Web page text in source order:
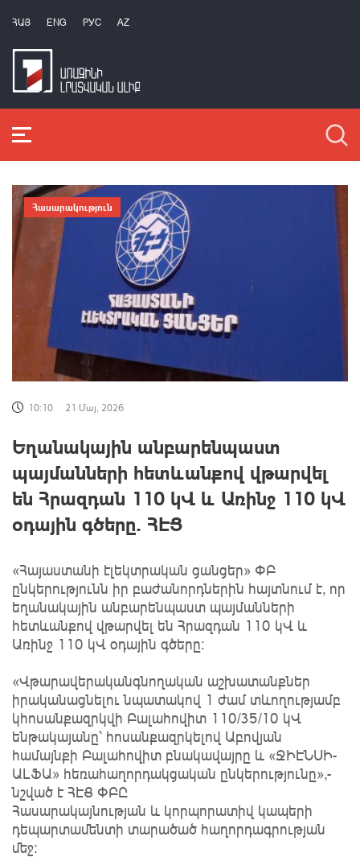
ՀԱՅ ENG РУС AZ
Հասարակություն
10:10 21 Մայ, 2026
Եղանակային անբարենպաստ
պայմանների հետևանքով վթարվել
են Հրազդան 110 կՎ և Առինջ 110 կՎ
օդային գծերը. ՀԷՑ
«Հայաստանի էլեկտրական ցանցեր» ՓԲ
ընկերությունն իր բաժանորդներին հայտնում է, որ
եղանակային անբարենպաստ պայմանների
հետևանքով վթարվել են Հրազդան 110 կՎ և
Առինջ 110 կՎ օդային գծերը։
«Վթարավերականգնողական աշխատանքներ
իրականացնելու նպատակով 1 ժամ տևողությամբ
կհոսանքազրկվի Բալահովիտ 110/35/10 կՎ
ենթակայանը՝ հոսանքազրկելով Աբովյան
համայնքի Բալահովիտ բնակավայրը և «ՋԻԷՆՍԻ-
ԱԼՖԱ» հեռահաղորդակցական ընկերությունը»,-
նշված է ՀԷՑ ՓԲԸ
Հասարակայնության և կորպորատիվ կապերի
դեպարտամենտի տարածած հաղորդագրության
մեջ: